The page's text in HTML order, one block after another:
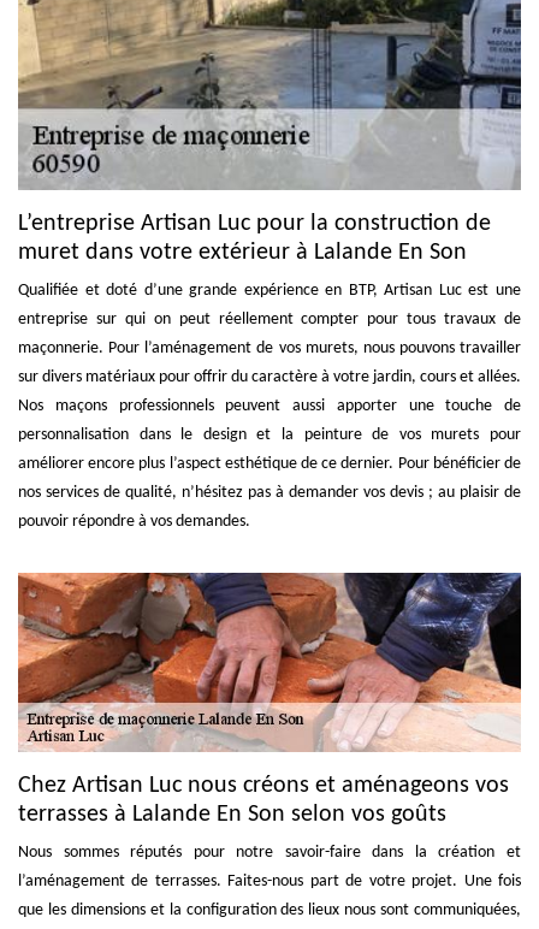
L’entreprise Artisan Luc pour la construction de
muret dans votre extérieur à Lalande En Son
Qualifiée et doté d’une grande expérience en BTP, Artisan Luc est une
entreprise sur qui on peut réellement compter pour tous travaux de
maçonnerie. Pour l’aménagement de vos murets, nous pouvons travailler
sur divers matériaux pour offrir du caractère à votre jardin, cours et allées.
Nos maçons professionnels peuvent aussi apporter une touche de
personnalisation dans le design et la peinture de vos murets pour
améliorer encore plus l’aspect esthétique de ce dernier. Pour bénéficier de
nos services de qualité, n’hésitez pas à demander vos devis ; au plaisir de
pouvoir répondre à vos demandes.
Chez Artisan Luc nous créons et aménageons vos
terrasses à Lalande En Son selon vos goûts
Nous sommes réputés pour notre savoir-faire dans la création et
l’aménagement de terrasses. Faites-nous part de votre projet. Une fois
que les dimensions et la configuration des lieux nous sont communiquées,